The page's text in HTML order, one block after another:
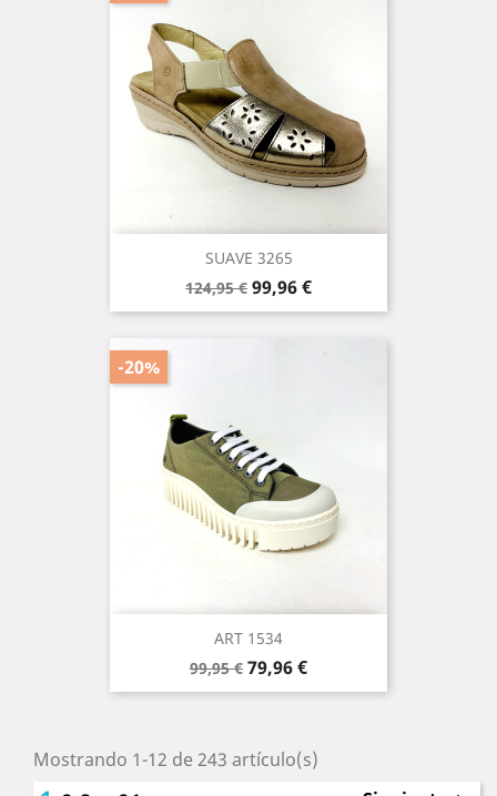
SUAVE 3265
Precio
base
124,95 € Precio
99,96 €
ART 1534
Precio
base
99,95 € Precio
79,96 €
-20%
Mostrando 1-12 de 243 artículo(s)